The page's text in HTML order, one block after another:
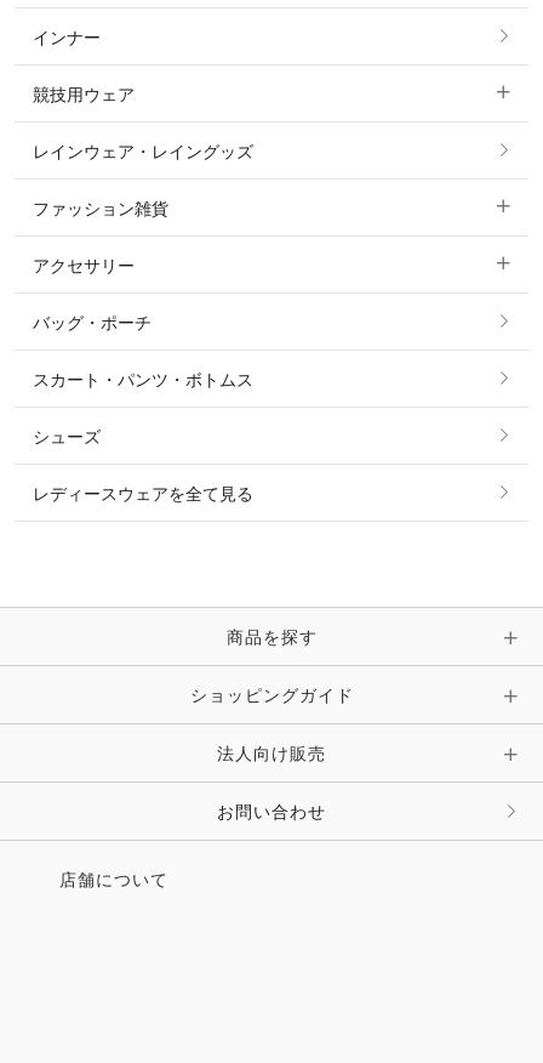
ニーグリップ・膝革 キュロット
ポロシャツ
カットソー・Tシャツ・タンクトップ
パーカー・トレーナー・スウェット
ニット・セーター
シャツ・ブラウス・ワンピース
すべてのアウター
コート
ジャケット・ブルゾン
その他 アウター
インナー
競技用ウェア
すべての競技用ウェア
ショージャケット
ショーシャツ
レインウェア・レイングッズ
ファッション雑貨
すべてのファッション雑貨
ソックス
ベルト
マフラー・スカーフ・ストール・スヌード
時計・財布・キーケース・革小物
キーホルダー・チャーム・ストラップ
その他 ファッション雑貨
アクセサリー
すべてのアクセサリー
リング
ピアス・イヤリング
ピン・ブローチ・コサージュ
その他 アクセサリー
バッグ・ポーチ
スカート・パンツ・ボトムス
シューズ
レディースウェアを全て見る
商品を探す
ショッピングガイド
法人向け販売
お問い合わせ
店舗について